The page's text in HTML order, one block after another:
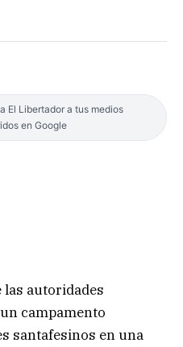
El Libertador a tus medios
en Google
autoridades
campamento
santafesinos en una